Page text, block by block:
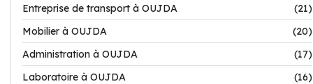
Entreprise de transport à OUJDA
(21)
Mobilier à OUJDA
(20)
Administration à OUJDA
(17)
Laboratoire à OUJDA
(16)